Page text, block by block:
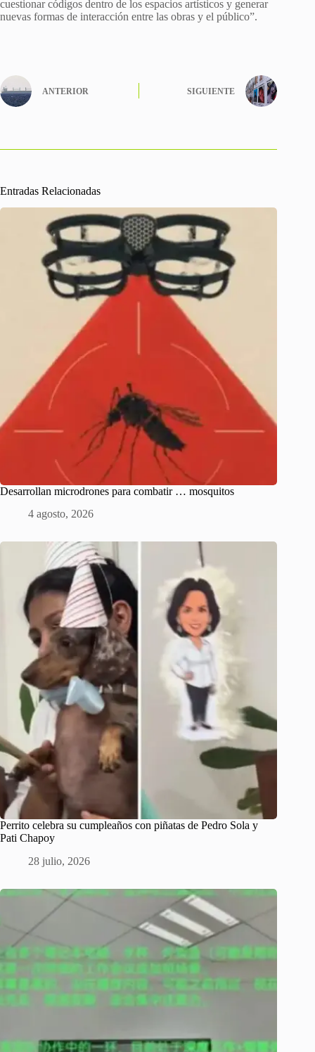
cuestionar códigos dentro de los espacios artísticos y generar
nuevas formas de interacción entre las obras y el público”.
ANTERIOR SIGUIENTE
Entradas Relacionadas
Desarrollan microdrones para combatir … mosquitos
4 agosto, 2026
Perrito celebra su cumpleaños con piñatas de Pedro Sola y
Pati Chapoy
28 julio, 2026